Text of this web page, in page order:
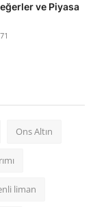
ve Piyasa
Ons Altın
liman